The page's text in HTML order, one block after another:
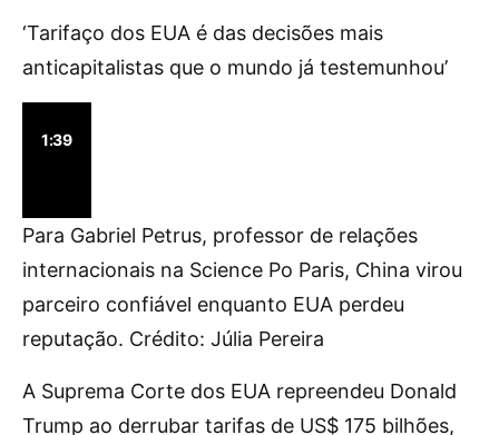
‘Tarifaço dos EUA é das decisões mais
anticapitalistas que o mundo já testemunhou’
1:39
Para Gabriel Petrus, professor de relações
internacionais na Science Po Paris, China virou
parceiro confiável enquanto EUA perdeu
reputação. Crédito: Júlia Pereira
A Suprema Corte dos EUA repreendeu Donald
Trump ao derrubar tarifas de US$ 175 bilhões,